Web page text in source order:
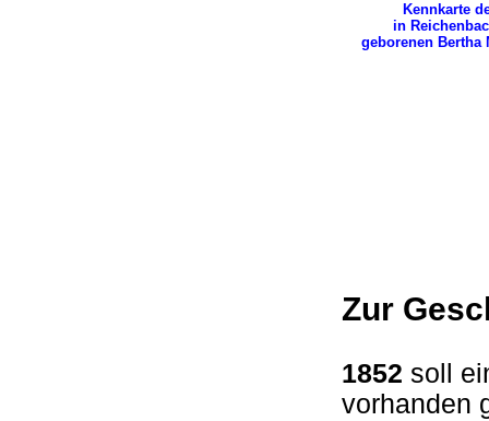
Kennkarte
in
geborenen Bertha
Zur
1852 soll
vorhanden